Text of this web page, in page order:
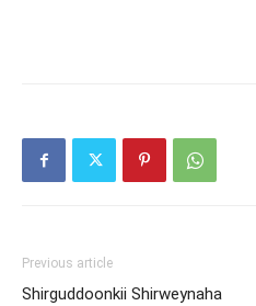
Previous article
Shirguddoonkii Shirweynaha